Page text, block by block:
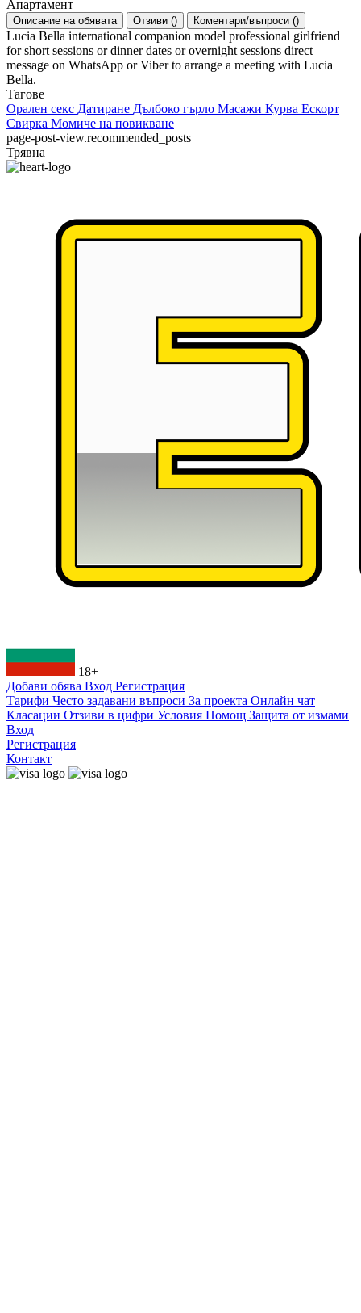
Апартамент
Описание на обявата Отзиви () Коментари/въпроси ()
Lucia Bella international companion model professional girlfriend
for short sessions or dinner dates or overnight sessions direct
message on WhatsApp or Viber to arrange a meeting with Lucia
Bella.
Тагове
Орален секс Датиране Дълбоко гърло Масажи Курва Ескорт
Свирка Момиче на повикване
page-post-view.recommended_posts
Трявна
18+
Добави обява Вход Регистрация
Тарифи Често задавани въпроси За проекта Онлайн чат
Класации Отзиви в цифри Условия Помощ Защита от измами
Вход
Регистрация
Контакт